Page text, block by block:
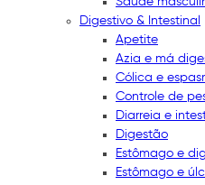
Digestivo & Intestinal
Apetite
Azia e má
Cólica e
Controle de
Diarreia e
Digestão
Estômago e
Estômago e